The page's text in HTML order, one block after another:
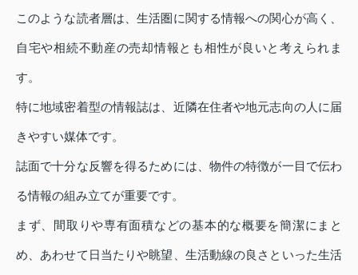
このような読者層は、生活圏に関する情報への関心が高く、
自宅や相続不動産の売却情報とも相性が良いと考えられま
す。
特に地域密着型の情報誌は、近隣在住者や地元志向の人に届
きやすい媒体です。
誌面で十分な反響を得るためには、物件の特徴が一目で伝わ
る情報の組み立てが重要です。
まず、間取りや専有面積などの基本的な概要を簡潔にまと
め、あわせて日当たりや眺望、生活動線の良さといった生活